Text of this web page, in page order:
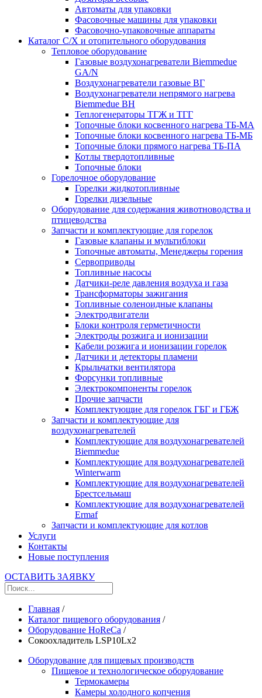
Автоматы для упаковки
Фасовочные машины для упаковки
Фасовочно-упаковочные аппараты
Каталог С/Х и отопительного оборудования
Тепловое оборудование
Газовые воздухонагреватели Biemmedue
GA/N
Воздухонагреватели газовые ВГ
Воздухонагреватели непрямого нагрева
Biemmedue BH
Теплогенераторы ТГЖ и ТГГ
Топочные блоки косвенного нагрева ТБ-МА
Топочные блоки косвенного нагрева ТБ-МБ
Топочные блоки прямого нагрева ТБ-ПА
Котлы твердотопливные
Топочные блоки
Горелочное оборудование
Горелки жидкотопливные
Горелки дизельные
Оборудование для содержания животноводства и
птицеводства
Запчасти и комплектующие для горелок
Газовые клапаны и мультиблоки
Топочные автоматы, Менеджеры горения
Сервоприводы
Топливные насосы
Датчики-реле давления воздуха и газа
Трансформаторы зажигания
Топливные соленоидные клапаны
Электродвигатели
Блоки контроля герметичности
Электроды розжига и ионизации
Кабели розжига и ионизации горелок
Датчики и детекторы пламени
Крыльчатки вентилятора
Форсунки топливные
Электрокомпоненты горелок
Прочие запчасти
Комплектующие для горелок ГБГ и ГБЖ
Запчасти и комплектующие для
воздухонагревателей
Комплектующие для воздухонагревателей
Biemmedue
Комплектующие для воздухонагревателей
Winterwarm
Комплектующие для воздухонагревателей
Брестсельмаш
Комплектующие для воздухонагревателей
Ermaf
Запчасти и комплектующие для котлов
Услуги
Контакты
Новые поступления
ОСТАВИТЬ ЗАЯВКУ
Главная /
Каталог пищевого оборудования /
Оборудование HoReCa /
Сокоохладитель LSP10Lх2
Оборудование для пищевых производств
Пищевое и технологическое оборудование
Термокамеры
Камеры холодного копчения